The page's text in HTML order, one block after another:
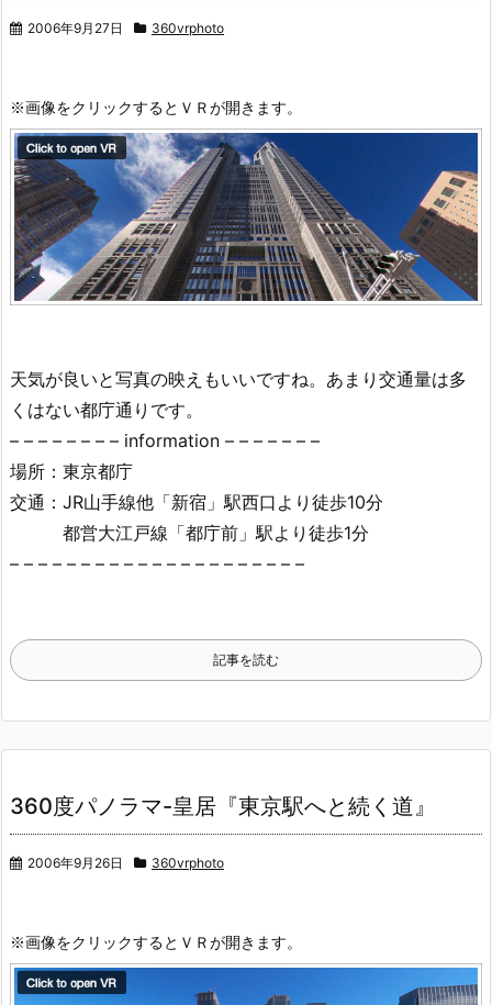
2006年9月27日 360vrphoto
天気が良いと写真の映えもいいですね。あまり交通量は多
くはない都庁通りです。
– – – – – – – – information – – – – – – –
場所：東京都庁
交通：JR山手線他「新宿」駅西口より徒歩10分
都営大江戸線「都庁前」駅より徒歩1分
– – – – – – – – – – – – – – – – – – – – –
記事を読む
360度パノラマ-皇居『東京駅へと続く道』
2006年9月26日 360vrphoto
※画像をクリックするとＶＲが開きます。